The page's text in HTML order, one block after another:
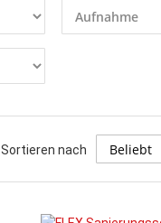
Sortieren nach